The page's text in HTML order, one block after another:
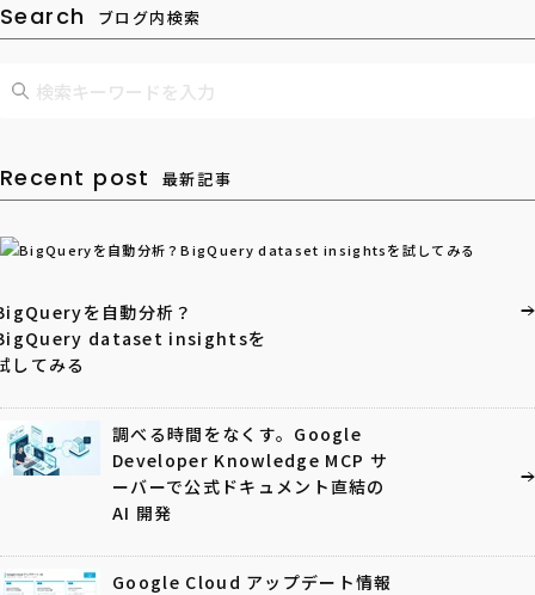
Search ブログ内検索
Recent post 最新記事
を自動分析？
dataset insightsを
してみる
調べる時間をなくす。Google
Developer Knowledge MCP サ
ーバーで公式ドキュメント直結の
AI 開発
Google Cloud アップデート情報